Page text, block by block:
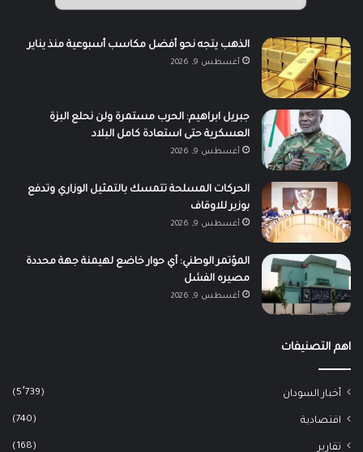
الذهب يتجه نحو أفضل مكاسب أسبوعية منذ يناير
أغسطس 9, 2026
جبريل ابراهيم: الحرب مستمرة ولن نحلع البزة
العسكرية حتى استعادة كامل البلاد
أغسطس 9, 2026
الحركات المسلحة تتمسك بالتمثيل الوزاري وتدفع
بوزير للاوقاف
أغسطس 9, 2026
المؤتمر الوطني: أي حوار خاضع لهيمنة جهة محددة
مصيره الفشل
أغسطس 9, 2026
اهم التصنيفات
أخبار السودان (5٬739)
اقتصادية (740)
تقارير (168)